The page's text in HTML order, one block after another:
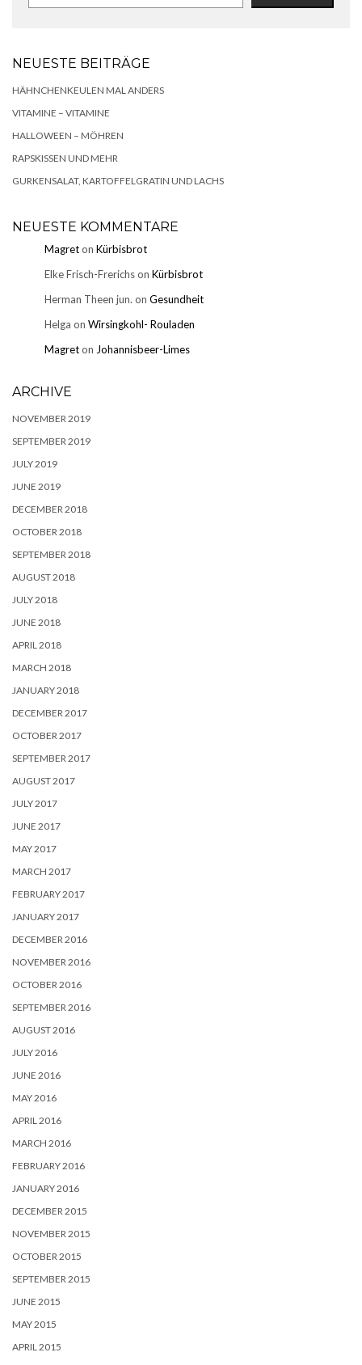
NEUESTE BEITRÄGE
HÄHNCHENKEULEN MAL ANDERS
VITAMINE – VITAMINE
HALLOWEEN – MÖHREN
RAPSKISSEN UND MEHR
GURKENSALAT, KARTOFFELGRATIN UND LACHS
NEUESTE KOMMENTARE
Magreton Kürbisbrot
Elke Frisch-Frerichson Kürbisbrot
Herman Theen jun. on Gesundheit
Helga on Wirsingkohl- Rouladen
Magreton Johannisbeer-Limes
ARCHIVE
NOVEMBER 2019
SEPTEMBER 2019
JULY 2019
JUNE 2019
DECEMBER 2018
OCTOBER 2018
SEPTEMBER 2018
AUGUST 2018
JULY 2018
JUNE 2018
APRIL 2018
MARCH 2018
JANUARY 2018
DECEMBER 2017
OCTOBER 2017
SEPTEMBER 2017
AUGUST 2017
JULY 2017
JUNE 2017
MAY 2017
MARCH 2017
FEBRUARY 2017
JANUARY 2017
DECEMBER 2016
NOVEMBER 2016
OCTOBER 2016
SEPTEMBER 2016
AUGUST 2016
JULY 2016
JUNE 2016
MAY 2016
APRIL 2016
MARCH 2016
FEBRUARY 2016
JANUARY 2016
DECEMBER 2015
NOVEMBER 2015
OCTOBER 2015
SEPTEMBER 2015
JUNE 2015
MAY 2015
APRIL 2015